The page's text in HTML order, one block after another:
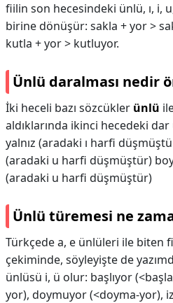
fiilin son hecesindeki ünlü, ı, i,
birine dönüşür: sakla + yor >
kutla + yor > kutluyor.
Ünlü daralması nedir
İki heceli bazı sözcükler ünlü
aldıklarında ikinci hecedeki dar
yalnız (aradaki ı harfi
(aradaki u harfi düşmüştür)
(aradaki u harfi düşmüştür)
Ünlü türemesi ne
Türkçede a, e ünlüleri ile biten
çekiminde, söyleyişte de
ünlüsü i, ü olur: başlıyor
yor), doymuyor (<doyma-yor),